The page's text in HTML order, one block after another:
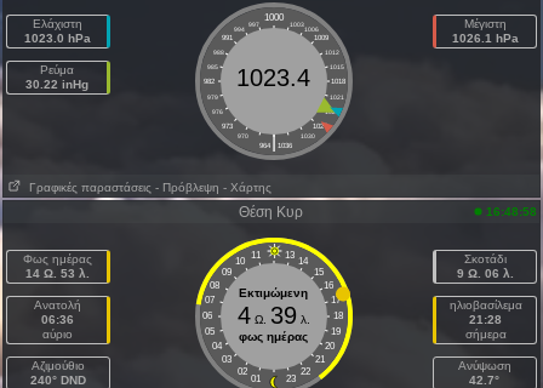
Ελάχιστη
1023.0 hPa
Ρεύμα
30.22 inHg
1000
997 1003
994
1006
991
1009
988
1012
985
1015
982
1018
979
1021
976
1024
973
1027
970
1030
|
964 1036
1023.4
Μέγιστη
1026.1 hPa
Γραφικές παραστάσεις - Πρόβλεψη - Χάρτης
Θέση Κυρ 16:48:58
Φως ημέρας
14 Ω. 53 λ.
Ανατολή
06:36
αύριο
Aζιμούθιο
240° DND
11 13
10
14
09
15
08
16
07
17
06
18
05
19
04
20
03
21
02
22
01 23
Εκτιμώμενη
4Ω. 39λ.
φως ημέρας
Σκοτάδι
9 Ω. 06 λ.
ηλιοβασίλεμα
21:28
σήμερα
Ανύψωση
42.7°